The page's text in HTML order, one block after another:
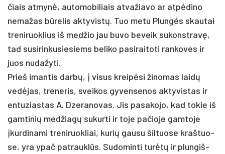
čiais at­mynė, au­to­mo­bi­liais at­va­žia­vo ar at­pėdi­no
ne­ma­žas būre­lis ak­ty­vistų. Tuo me­tu Plungės skau­tai
tre­ni­ruok­lius iš med­žio jau bu­vo be­veik su­konst­ravę,
tad su­si­rin­ku­sie­siems be­li­ko pa­si­rai­to­ti ran­ko­ves ir
juos nu­da­žy­ti.
Prieš iman­tis darbų, į vi­sus kreipė­si ži­no­mas laidų
vedė­jas, tre­ne­ris, svei­kos gy­ven­se­nos ak­ty­vis­tas ir
en­tu­zias­tas A. Dze­ra­no­vas. Jis pa­sa­ko­jo, kad to­kie iš
gam­ti­nių med­žiagų su­kur­ti ir to­je pa­čio­je gam­to­je
įkur­di­na­mi tre­ni­ruok­liai, ku­rių gau­su šil­tuo­se kraš­tuo­
se, yra ypač pa­trauklūs. Su­do­min­ti turėtų ir plun­giš­